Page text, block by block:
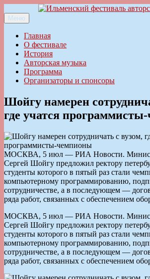
к
содержимому
Ильменский фестиваль авторской песни
Меню
Главная
О фестивале
История
Авторская музыка
Программа
Организаторы и спонсоры
Шойгу намерен
где учатся
МОСКВА, 5 июл — РИА Новости.
Сергей Шойгу предложил ректору
студенты которого в пятый раз стали
компьютерному программированию,
сотрудничестве, а в последующем —
ряда работ, связанных с обеспечением
МОСКВА, 5 июл — РИА Новости.
Сергей Шойгу предложил ректору
студенты которого в пятый раз стали
компьютерному программированию,
сотрудничестве, а в последующем —
ряда работ, связанных с обеспечением